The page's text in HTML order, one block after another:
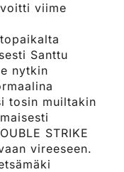
viime
Santtu
nytkin
tosin muiltakin
STRIKE
vireeseen.